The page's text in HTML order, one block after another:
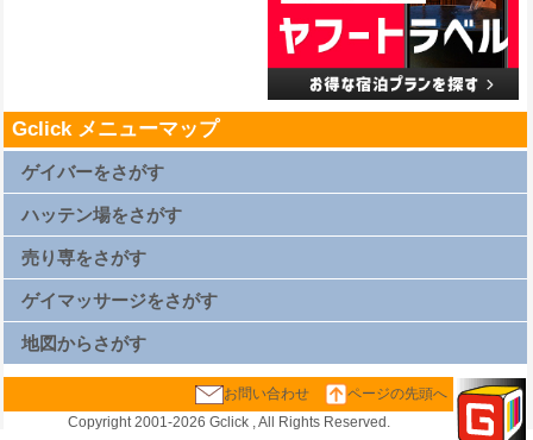
Gclick メニューマップ
ゲイバーをさがす
札幌ゲイバー一覧
上野ゲイバー一覧
新橋ゲイバー一覧
新宿2丁目ゲイバー一覧
名古屋ゲイバー一覧
大阪キタゲイバー一覧
大阪新世界ゲイバー一覧
博多ゲイバー一覧
ハッテン場をさがす
札幌ハッテン場一覧
上野ハッテン場一覧
新橋ハッテン場一覧
新宿2丁目ハッテン場一覧
名古屋ハッテン場一覧
大阪キタハッテン場一覧
大阪新世界ハッテン場一覧
広島ハッテン場一覧
那覇ハッテン場一覧
売り専をさがす
札幌売り専一覧
上野売り専一覧
新橋売り専一覧
新宿2丁目売り専一覧
横浜売り専一覧
名古屋売り専一覧
大阪キタ売り専一覧
大阪ミナミ売り専一覧
大阪新世界売り専一覧
ゲイマッサージをさがす
札幌ゲイマッサージ一覧
上野ゲイマッサージ一覧
新橋ゲイマッサージ一覧
渋谷ゲイマッサージ一覧
西新宿ゲイマッサージ一覧
横浜ゲイマッサージ一覧
名古屋ゲイマッサージ一覧
地図からさがす
札幌地図
仙台地図
浅草地図
新橋地図
渋谷地図
お問い合わせ
ページの先頭へ
Copyright 2001-2026 Gclick , All Rights Reserved.